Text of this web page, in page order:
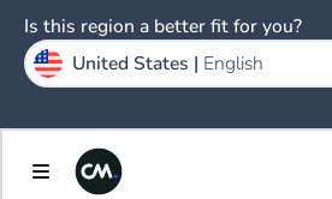
Is this region a better fit for you?
United States | English